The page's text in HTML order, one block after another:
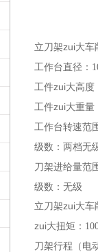
立刀架zui大车
工作台直径：
工件zui大高度
工件zui大重量
工作台转速范
级数：两档无
刀架进给量范
级数：无级
立刀架zui大车
zui大扭矩：
刀架行程（电